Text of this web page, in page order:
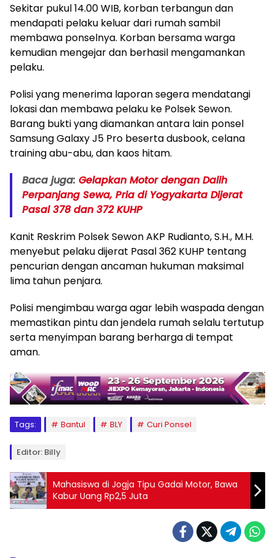
Sekitar pukul 14.00 WIB, korban terbangun dan
mendapati pelaku keluar dari rumah sambil
membawa ponselnya. Korban bersama warga
kemudian mengejar dan berhasil mengamankan
pelaku.
Polisi yang menerima laporan segera mendatangi
lokasi dan membawa pelaku ke Polsek Sewon.
Barang bukti yang diamankan antara lain ponsel
Samsung Galaxy J5 Pro beserta dusbook, celana
training abu-abu, dan kaos hitam.
Baca juga: Gelapkan Motor dengan Dalih
Perpanjang Sewa, Pria di Yogyakarta Dijerat
Pasal 378 dan 372 KUHP
Kanit Reskrim Polsek Sewon AKP Rudianto, S.H., M.H.
menyebut pelaku dijerat Pasal 362 KUHP tentang
pencurian dengan ancaman hukuman maksimal
lima tahun penjara.
Polisi mengimbau warga agar lebih waspada dengan
memastikan pintu dan jendela rumah selalu tertutup
serta menyimpan barang berharga di tempat
aman.
Tags: Bantul BLY Curi Ponsel
Editor: Billy
Mahasiswa di Jogja Tipu Gadai Motor, Bawa
Kabur Uang Rp2,5 Juta